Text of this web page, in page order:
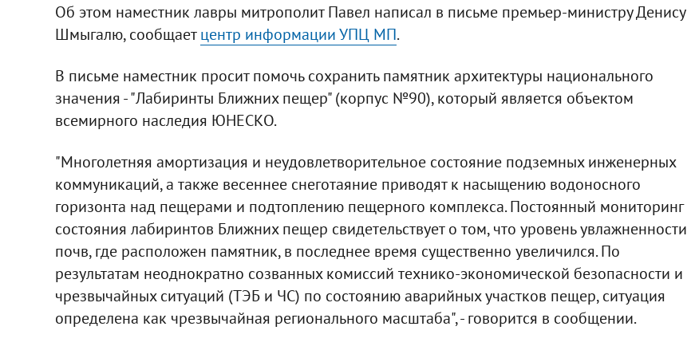
Об этом наместник лавры митрополит Павел написал в письме премьер-министру Денису
Шмыгалю, сообщаетцентр информации УПЦ МП.
В письме наместник просит помочь сохранить памятник архитектуры национального
значения - "Лабиринты Ближних пещер" (корпус №90), который является объектом
всемирного наследия ЮНЕСКО.
"Многолетняя амортизация и неудовлетворительное состояние подземных инженерных
коммуникаций, а также весеннее снеготаяние приводят к насыщению водоносного
горизонта над пещерами и подтоплению пещерного комплекса. Постоянный мониторинг
состояния лабиринтов Ближних пещер свидетельствует о том, что уровень увлажненности
почв, где расположен памятник, в последнее время существенно увеличился. По
результатам неоднократно созванных комиссий технико-экономической безопасности и
чрезвычайных ситуаций (ТЭБ и ЧС) по состоянию аварийных участков пещер, ситуация
определена как чрезвычайная регионального масштаба", - говорится в сообщении.